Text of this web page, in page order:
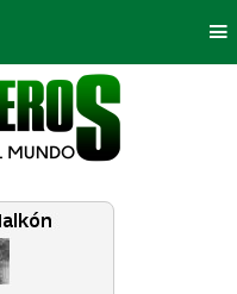
Bogotá
Deportes
Neira